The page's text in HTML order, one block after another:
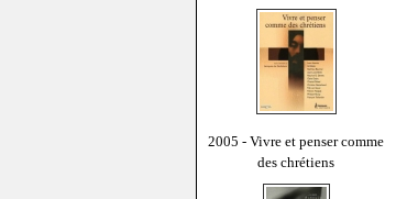
2005 - Vivre et penser comme
des chrétiens